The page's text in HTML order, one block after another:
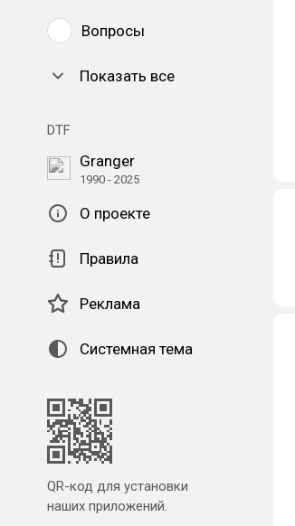
Вопросы
Показать все
DTF
Granger
1990 - 2025
О проекте
Правила
Реклама
Системная тема
QR-код для установки
наших приложений.